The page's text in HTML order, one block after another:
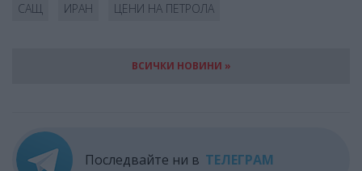
САЩ ИРАН ЦЕНИ НА ПЕТРОЛА
ВСИЧКИ НОВИНИ »
Последвайте ни в ТЕЛЕГРАМ